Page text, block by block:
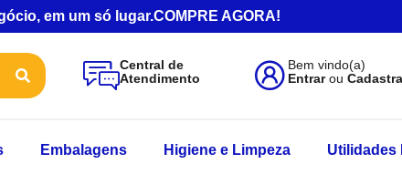
em um só lugar.COMPRE AGORA!
Central de
Atendimento
Bem vindo(a)
Entrarou
Embalagens Higiene e Limpeza Utilidades